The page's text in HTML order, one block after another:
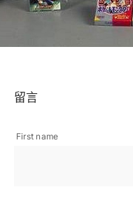
留言
First name